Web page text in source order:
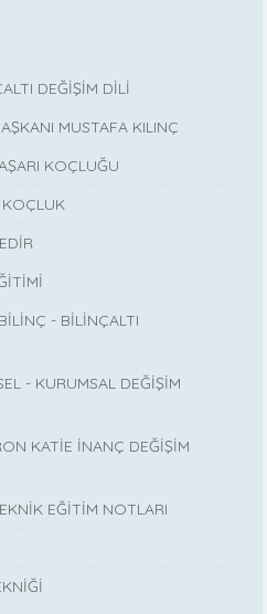
DEĞİŞİM DİLİ
MUSTAFA KILINÇ
KOÇLUĞU
KOÇLUK
- BİLİNÇALTI
- KURUMSAL DEĞİŞİM
KATİE İNANÇ DEĞİŞİM
EĞİTİM NOTLARI